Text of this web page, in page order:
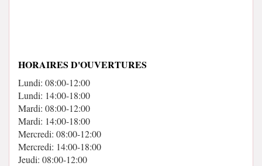
HORAIRES D'OUVERTURES
Lundi: 08:00-12:00
Lundi: 14:00-18:00
Mardi: 08:00-12:00
Mardi: 14:00-18:00
Mercredi: 08:00-12:00
Mercredi: 14:00-18:00
Jeudi: 08:00-12:00